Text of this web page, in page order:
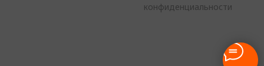
конфиденциальности